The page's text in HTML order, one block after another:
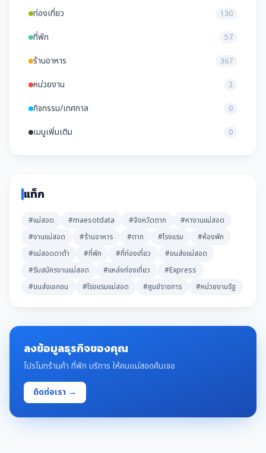
ท่องเที่ยว 130
ที่พัก 57
ร้านอาหาร 367
หน่วยงาน 2
กิจกรรม/เทศกาล 0
เมนูเพิ่มเติม 0
แท็ก
#แม่สอด #maesotdata #จังหวัดตาก
#หางานแม่สอด
#งานแม่สอด
#ร้านอาหาร #ตาก #โรงแรม
#ห้องพัก
#แม่สอดดาต้า
#ที่พัก #ที่ท่องเที่ยว
#ขนส่งแม่สอด
#รับสมัครงานแม่สอด
#แหล่งท่องเที่ยว
#Express
#ขนส่งเอกชน
#โรงแรมแม่สอด #ศูนย์ราชการ #หน่วยงานรัฐ
ลงข้อมูลธุรกิจของคุณ
โปรโมทร้านค้า ที่พัก บริการ ให้คนแม่สอดค้นเจอ
ติดต่อเรา →